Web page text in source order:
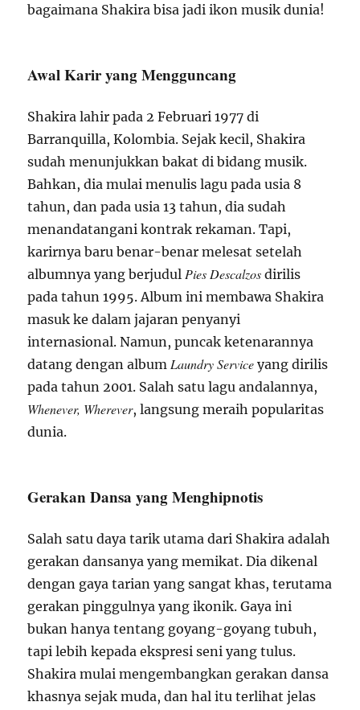
bagaimana Shakira bisa jadi ikon musik dunia!
Awal Karir yang Mengguncang
Shakira lahir pada 2 Februari 1977 di
Barranquilla, Kolombia. Sejak kecil, Shakira
sudah menunjukkan bakat di bidang musik.
Bahkan, dia mulai menulis lagu pada usia 8
tahun, dan pada usia 13 tahun, dia sudah
menandatangani kontrak rekaman. Tapi,
karirnya baru benar-benar melesat setelah
albumnya yang berjudulPies Descalzos dirilis
pada tahun 1995. Album ini membawa Shakira
masuk ke dalam jajaran penyanyi
internasional. Namun, puncak ketenarannya
datang dengan albumLaundry Service yang dirilis
pada tahun 2001. Salah satu lagu andalannya,
Whenever, Wherever, langsung meraih popularitas
dunia.
Gerakan Dansa yang Menghipnotis
Salah satu daya tarik utama dari Shakira adalah
gerakan dansanya yang memikat. Dia dikenal
dengan gaya tarian yang sangat khas, terutama
gerakan pinggulnya yang ikonik. Gaya ini
bukan hanya tentang goyang-goyang tubuh,
tapi lebih kepada ekspresi seni yang tulus.
Shakira mulai mengembangkan gerakan dansa
khasnya sejak muda, dan hal itu terlihat jelas